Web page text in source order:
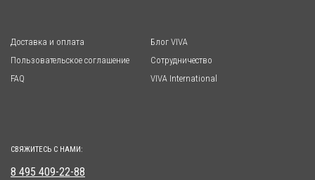
Доставка и оплата
Пользовательское соглашение
FAQ
Блог VIVA
Сотрудничество
VIVA International
СВЯЖИТЕСЬ С НАМИ:
8 495 409-22-88